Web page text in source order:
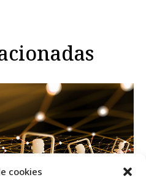
cookies